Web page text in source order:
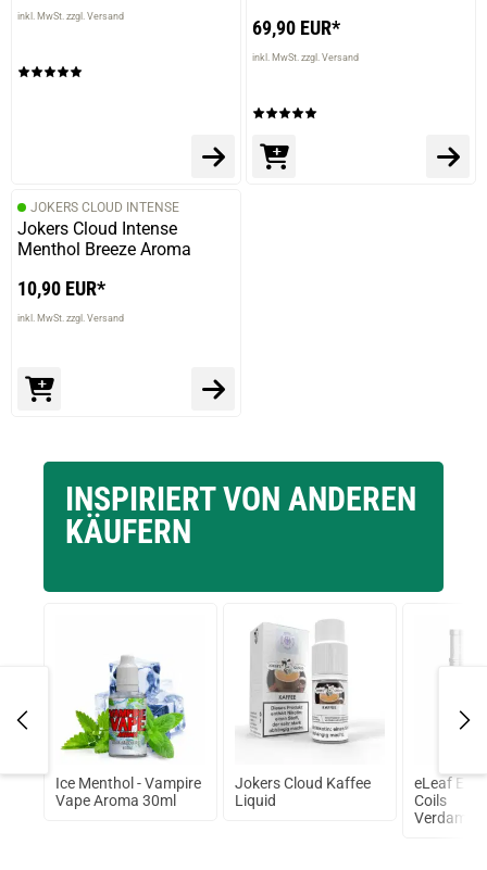
inkl. MwSt. zzgl. Versand 69,90 EUR*
inkl. MwSt. zzgl. Versand
JOKERS CLOUD INTENSE
Jokers Cloud Intense
Menthol Breeze Aroma
10,90 EUR*
inkl. MwSt. zzgl. Versand
INSPIRIERT VON ANDEREN
KÄUFERN
Ice Menthol - Vampire
Vape Aroma 30ml
Jokers Cloud Kaffee
Liquid
eLeaf EC2
Coils